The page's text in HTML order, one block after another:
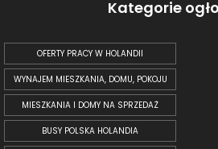
Kategorie
OFERTY PRACY W HOLANDII
WYNAJEM MIESZKANIA, DOMU, POKOJU
MIESZKANIA I DOMY NA SPRZEDAŻ
BUSY POLSKA HOLANDIA